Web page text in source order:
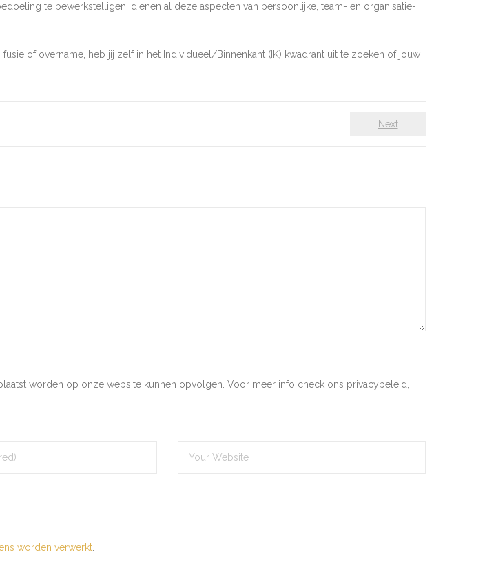
te bewerkstelligen, dienen al deze aspecten van persoonlijke, team- en organisatie-
of overname, heb jij zelf in het Individueel/Binnenkant (IK) kwadrant uit te zoeken of jouw
Next
worden op onze website kunnen opvolgen. Voor meer info check ons privacybeleid,
worden verwerkt